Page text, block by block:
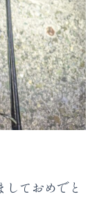
ておめでと